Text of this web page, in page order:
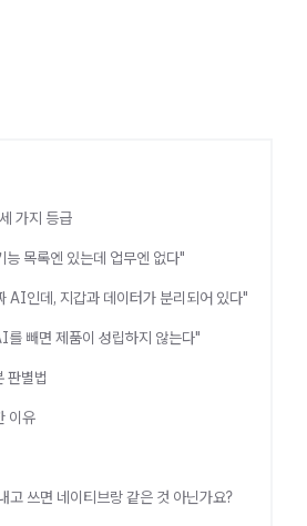
가지 등급
목록엔 있는데 업무엔 없다"
인데, 지갑과 데이터가 분리되어 있다"
빼면 제품이 성립하지 않는다"
판별법
이유
고 쓰면 네이티브랑 같은 것 아닌가요?